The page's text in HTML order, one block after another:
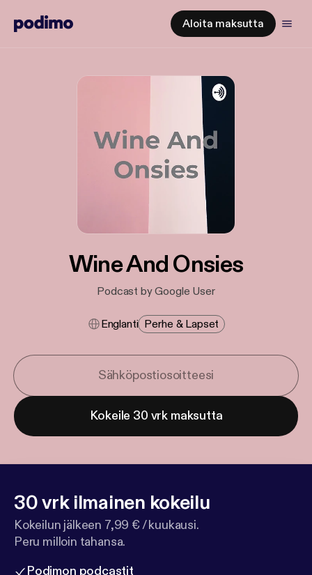
Aloita maksutta
Wine And Onsies
Podcast by Google User
Englanti Perhe & Lapset
Kokeile 30 vrk maksutta
30 vrk ilmainen kokeilu
Kokeilun jälkeen 7,99 € / kuukausi.
Peru milloin tahansa.
Podimon podcastit